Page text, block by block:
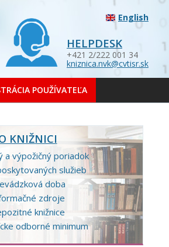
English
HELPDESK
+421 2/222 001 34
kniznica.nvk@cvtisr.sk
POUŽÍVATEĽA
KNIŽNICI
a výpožičný poriadok
služieb
doba
zdroje
knižnice
odborné minimum